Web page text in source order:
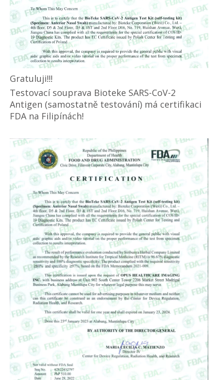
Gratuluji!!!
Testovací souprava Bioteke SARS-CoV-2
Antigen (samostatně testování) má certifikaci
FDA na Filipínách!